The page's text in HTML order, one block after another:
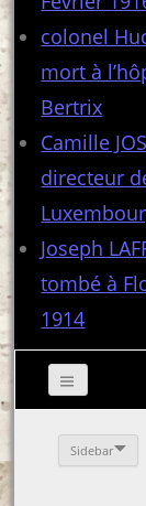
colonel
mort à
Bertrix
Camille
directeur
Joseph
tombé à
1914
Sidebar